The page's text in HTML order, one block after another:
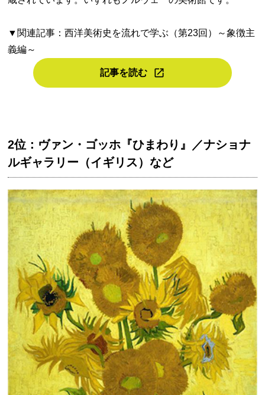
▼関連記事：西洋美術史を流れで学ぶ（第23回）～象徴主
義編～
記事を読む
2位：ヴァン・ゴッホ『ひまわり』／ナショナ
ルギャラリー（イギリス）など